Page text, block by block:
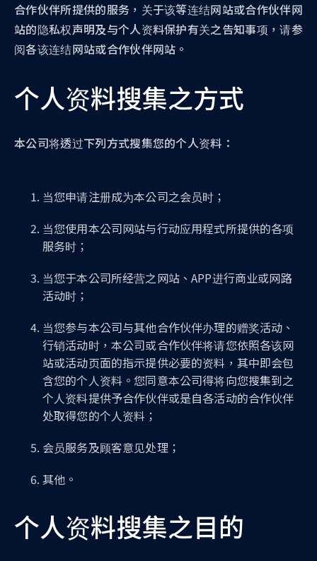
合作伙伴所提供的服务，关于该等连结网站或合作伙伴网
站的隐私权声明及与个人资料保护有关之告知事项，请参
阅各该连结网站或合作伙伴网站。
个人资料搜集之方式
本公司将透过下列方式搜集您的个人资料：
当您申请注册成为本公司之会员时；
当您使用本公司网站与行动应用程式所提供的各项
服务时；
当您于本公司所经营之网站、APP进行商业或网路
活动时；
当您参与本公司与其他合作伙伴办理的赠奖活动、
行销活动时，本公司或合作伙伴将请您依照各该网
站或活动页面的指示提供必要的资料，其中即会包
含您的个人资料。您同意本公司得将向您搜集到之
个人资料提供予合作伙伴或是自各活动的合作伙伴
处取得您的个人资料；
会员服务及顾客意见处理；
其他。
个人资料搜集之目的